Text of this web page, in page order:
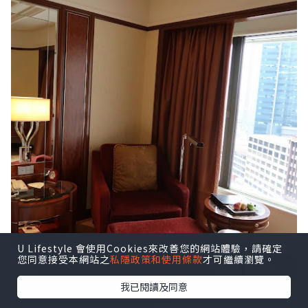
U Lifestyle 會使用Cookies來改善您的網站體驗，請確定
您同意接受本網站之私隱政策和使用條款才可繼續瀏覽。
我已閱讀及同意